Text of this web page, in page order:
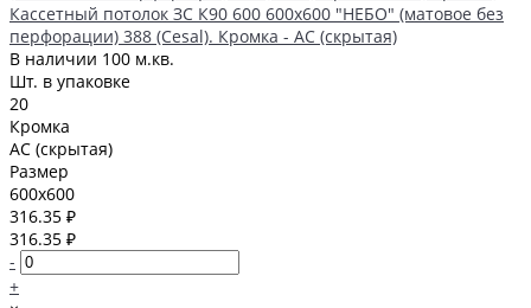
Кассетный потолок ЗС К90 600 600х600 "НЕБО" (матовое без
перфорации) 388 (Cesal). Кромка - AC (скрытая)
В наличии 100 м.кв.
Шт. в упаковке
20
Кромка
AC (скрытая)
Размер
600x600
316.35 ₽
316.35 ₽
-
+